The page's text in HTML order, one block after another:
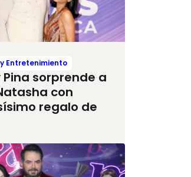
Entretenimiento
Pina sorprende a
con
regalo de